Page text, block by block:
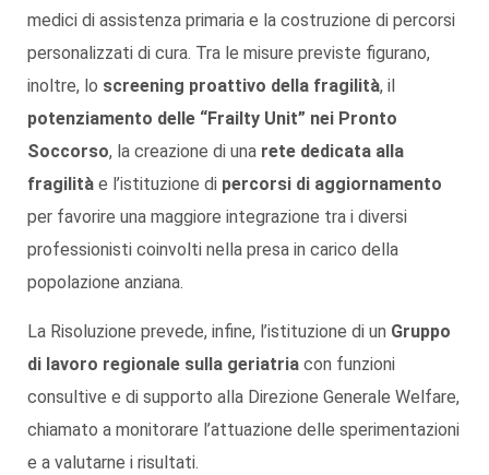
medici di assistenza primaria e la costruzione di percorsi
personalizzati di cura. Tra le misure previste figurano,
inoltre, lo screening proattivo della fragilità, il
potenziamento delle “Frailty Unit” nei Pronto
Soccorso, la creazione di una rete dedicata alla
fragilità e l’istituzione di percorsi di aggiornamento
per favorire una maggiore integrazione tra i diversi
professionisti coinvolti nella presa in carico della
popolazione anziana.
La Risoluzione prevede, infine, l’istituzione di un Gruppo
di lavoro regionale sulla geriatria con funzioni
consultive e di supporto alla Direzione Generale Welfare,
chiamato a monitorare l’attuazione delle sperimentazioni
e a valutarne i risultati.